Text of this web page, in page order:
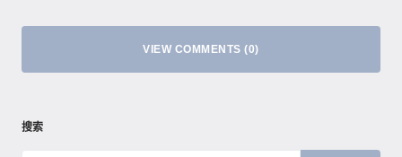
VIEW COMMENTS (0)
搜索